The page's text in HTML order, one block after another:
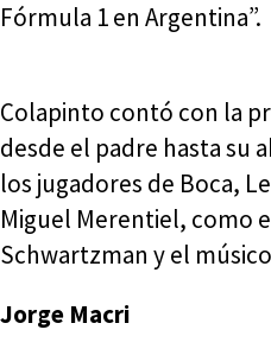
Fórmula 1 en Argentina”.
Colapinto contó con la
desde el padre hasta su
los jugadores de Boca,
Miguel Merentiel, como
Schwartzman y el
Jorge Macri